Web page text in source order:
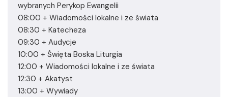
wybranych Perykop Ewangelii
08:00 + Wiadomości lokalne i ze świata
08:30 + Katecheza
09:30 + Audycje
10:00 + Święta Boska Liturgia
12:00 + Wiadomości lokalne i ze świata
12:30 + Akatyst
13:00 + Wywiady